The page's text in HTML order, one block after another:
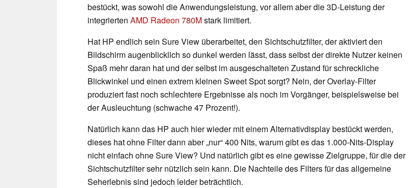
bestückt, was sowohl die Anwendungsleistung, vor allem aber die 3D-Leistung der
integrierten AMD Radeon 780Mstark limitiert.
Hat HP endlich sein Sure View überarbeitet, den Sichtschutzfilter, der aktiviert den
Bildschirm augenblicklich so dunkel werden lässt, dass selbst der direkte Nutzer keinen
Spaß mehr daran hat und der selbst im ausgeschalteten Zustand für schreckliche
Blickwinkel und einen extrem kleinen Sweet Spot sorgt? Nein, der Overlay-Filter
produziert fast noch schlechtere Ergebnisse als noch im Vorgänger, beispielsweise bei
der Ausleuchtung (schwache 47 Prozent!).
Natürlich kann das HP auch hier wieder mit einem Alternativdisplay bestückt werden,
dieses hat ohne Filter dann aber „nur“ 400 Nits, warum gibt es das 1.000-Nits-Display
nicht einfach ohne Sure View? Und natürlich gibt es eine gewisse Zielgruppe, für die der
Sichtschutzfilter sehr nützlich sein kann. Die Nachteile des Filters für das allgemeine
Seherlebnis sind jedoch leider beträchtlich.